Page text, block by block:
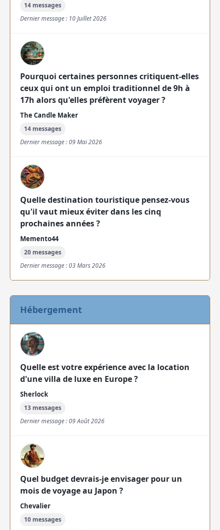
14 messages
Dernier message : 10 Juillet 2026
Pourquoi certaines personnes critiquent-elles
ceux qui ont un emploi traditionnel de 9h à
17h alors qu'elles préfèrent voyager ?
The Candle Maker
14 messages
Dernier message : 09 Mai 2026
Quelle destination touristique pensez-vous
qu'il vaut mieux éviter dans les cinq
prochaines années ?
Memento44
20 messages
Dernier message : 03 Mars 2026
Hébergement
Quelle est votre expérience avec la location
d'une villa de luxe en Europe ?
Sherlock
13 messages
Dernier message : 09 Août 2026
Quel budget devrais-je envisager pour un
mois de voyage au Japon ?
Chevalier
10 messages